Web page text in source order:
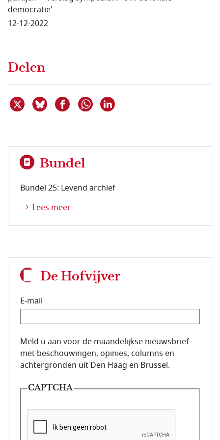
democratie'
12-12-2022
Delen
Deel dit item op X
Deel dit item op Bluesky
Deel dit item op Facebook
Delen via WhatsApp
Bundel
Bundel 25: Levend archief
Lees meer
De Hofvijver
E-mail
E-mailadres van de abonnee.
Meld u aan voor de maandelijkse nieuwsbrief
met beschouwingen, opinies, columns en
achtergronden uit Den Haag en Brussel.
CAPTCHA